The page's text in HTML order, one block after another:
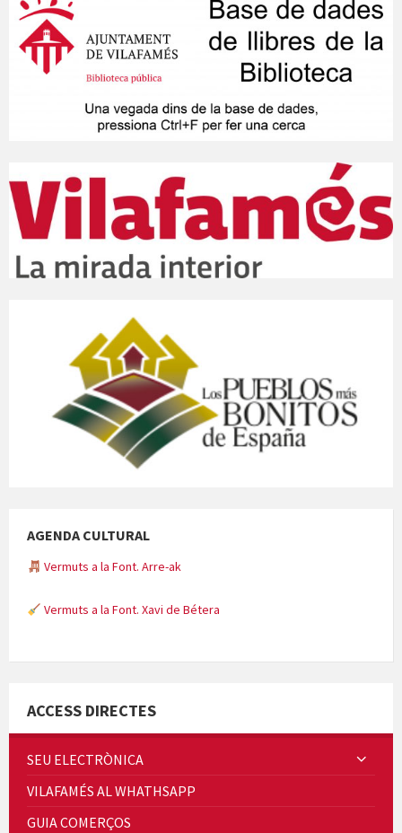
AGENDA CULTURAL
Vermuts a la Font. Arre-ak
Vermuts a la Font. Xavi de Bétera
Quintà Culroja
ACCESS DIRECTES
SEU ELECTRÒNICA
VILAFAMÉS AL WHATHSAPP
GUIA COMERÇOS